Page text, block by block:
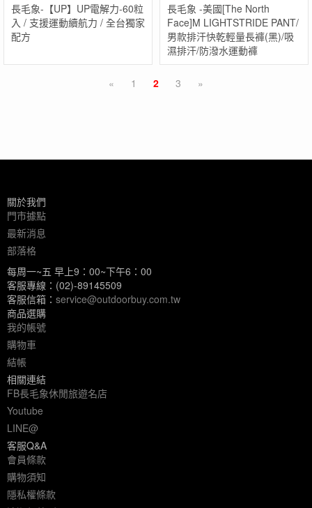
長毛象-【UP】UP電解力-60粒
入 / 支援運動續航力 / 全台獨家
配方
長毛象 -美國[The North
Face]M LIGHTSTRIDE PANT/
男款排汗快乾輕量長褲(黑)/吸
濕排汗/防潑水運動褲
« 1 2 3 »
關於我們
門市據點
最新消息
部落格
每周一~五 早上9：00~下午6：00
客服專線：(02)-89145509
客服信箱： service@outdoorbuy.com.tw
商品選購
我的帳號
購物車
結帳
相關連結
FB長毛象休閒旅遊名店
Youtube
LINE@
客服Q&A
會員條款
購物須知
隱私權條款